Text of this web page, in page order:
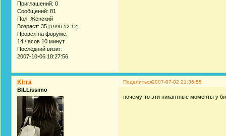
Приглашений: 0
Сообщений: 81
Пол: Женский
Возраст: 35 [1990-12-12]
Провел на форуме:
14 часов 10 минут
Последний визит:
2007-10-06 18:27:56
Поделиться2007-07-02 21:36:55
Kirra
BILLissimo
почему-то эти пикантные моменты у